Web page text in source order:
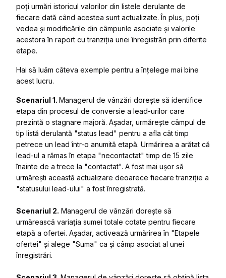
poți urmări istoricul valorilor din listele derulante de
fiecare dată când acestea sunt actualizate. În plus, poți
vedea și modificările din câmpurile asociate și valorile
acestora în raport cu tranziția unei înregistrări prin diferite
etape.
Hai să luăm câteva exemple pentru a înțelege mai bine
acest lucru.
Scenariul 1. Managerul de vânzări dorește să identifice
etapa din procesul de conversie a lead-urilor care
prezintă o stagnare majoră. Așadar, urmărește câmpul de
tip listă derulantă "status lead" pentru a afla cât timp
petrece un lead într-o anumită etapă. Urmărirea a arătat că
lead-ul a rămas în etapa "necontactat" timp de 15 zile
înainte de a trece la "contactat". A fost mai ușor să
urmărești această actualizare deoarece fiecare tranziție a
"statusului lead-ului" a fost înregistrată.
Scenariul 2. Managerul de vânzări dorește să
urmărească variația sumei totale cotate pentru fiecare
etapă a ofertei. Așadar, activează urmărirea în "Etapele
ofertei" și alege "Suma" ca și câmp asociat al unei
înregistrări.